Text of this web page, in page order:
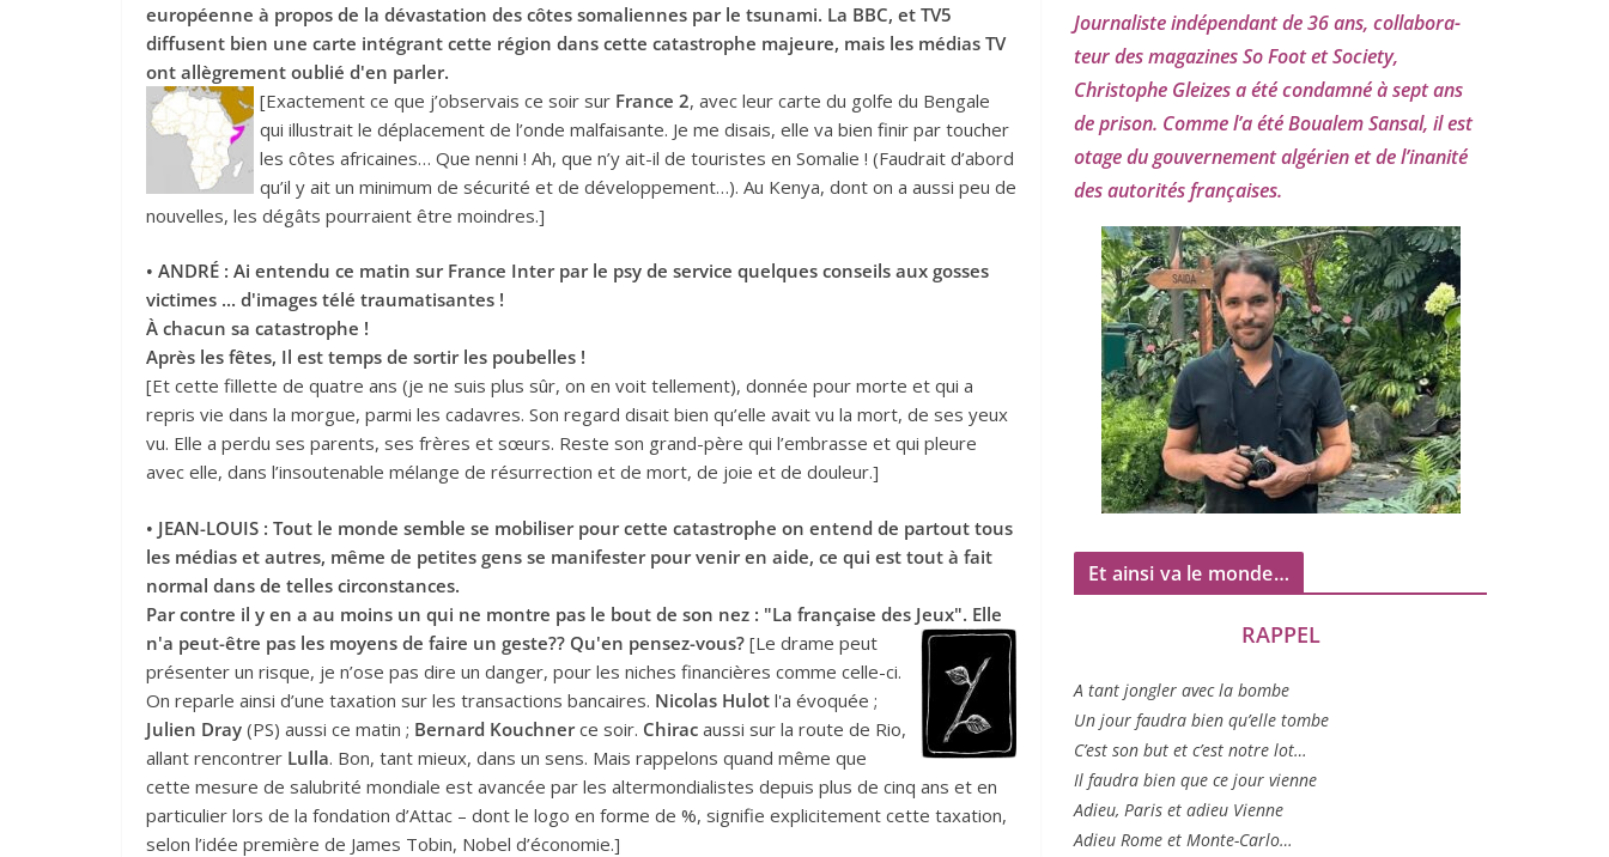
européenne à propos de la dévastation des côtes somaliennes par le tsunami. La BBC, et TV5
diffusent bien une carte intégrant cette région dans cette catastrophe majeure, mais les médias TV
ont allègrement oublié d'en parler.
[Exactement ce que j’observais ce soir sur France 2, avec leur carte du golfe du Bengale
qui illustrait le déplacement de l’onde malfaisante. Je me disais, elle va bien finir par toucher
les côtes africaines… Que nenni ! Ah, que n’y ait-il de touristes en Somalie ! (Faudrait d’abord
qu’il y ait un minimum de sécurité et de développement…). Au Kenya, dont on a aussi peu de
nouvelles, les dégâts pourraient être moindres.]
• ANDRÉ : Ai entendu ce matin sur France Inter par le psy de service quelques conseils aux gosses
victimes ... d'images télé traumatisantes !
À chacun sa catastrophe !
Après les fêtes, Il est temps de sortir les poubelles !
[Et cette fillette de quatre ans (je ne suis plus sûr, on en voit tellement), donnée pour morte et qui a
repris vie dans la morgue, parmi les cadavres. Son regard disait bien qu’elle avait vu la mort, de ses yeux
vu. Elle a perdu ses parents, ses frères et sœurs. Reste son grand-père qui l’embrasse et qui pleure
avec elle, dans l’insoutenable mélange de résurrection et de mort, de joie et de douleur.]
• JEAN-LOUIS : Tout le monde semble se mobiliser pour cette catastrophe on entend de partout tous
les médias et autres, même de petites gens se manifester pour venir en aide, ce qui est tout à fait
normal dans de telles circonstances.
Par contre il y en a au moins un qui ne montre pas le bout de son nez : "La française des Jeux". Elle
n'a peut-être pas les moyens de faire un geste?? Qu'en pensez-vous? [Le drame peut
présenter un risque, je n’ose pas dire un danger, pour les niches financières comme celle-ci.
On reparle ainsi d’une taxation sur les transactions bancaires. Nicolas Hulot l'a évoquée ;
Julien Dray (PS) aussi ce matin ; Bernard Kouchnerce soir. Chirac aussi sur la route de Rio,
allant rencontrer Lulla. Bon, tant mieux, dans un sens. Mais rappelons quand même que
cette mesure de salubrité mondiale est avancée par les altermondialistes depuis plus de cinq ans et en
particulier lors de la fondation d’Attac – dont le logo en forme de %, signifie explicitement cette taxation,
selon l’idée première de James Tobin, Nobel d’économie.]
Journaliste indé­pen­dant de36ans, col­la­bo­ra­
teur des maga­zines So Foot et Society,
Christophe Gleizesa été condam­né à sept ans
de pri­son. Comme l’a été Boualem Sansal, il est
otage du gou­ver­ne­ment algé­rien et de l’i­na­ni­té
des auto­ri­tés françaises.
Et ainsi va le monde…
RAPPEL
A tant jon­gler avec la bombe
Un jour fau­dra bien qu’elle tombe
C’est son but et c’est notre lot…
Il fau­dra bien que ce jour vienne
Adieu, Paris et adieu Vienne
Adieu Rome et Monte-Carlo…